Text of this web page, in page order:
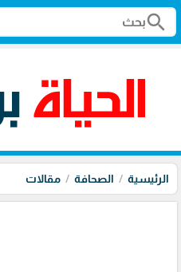
search
الرئيسية الصحافة مقالات